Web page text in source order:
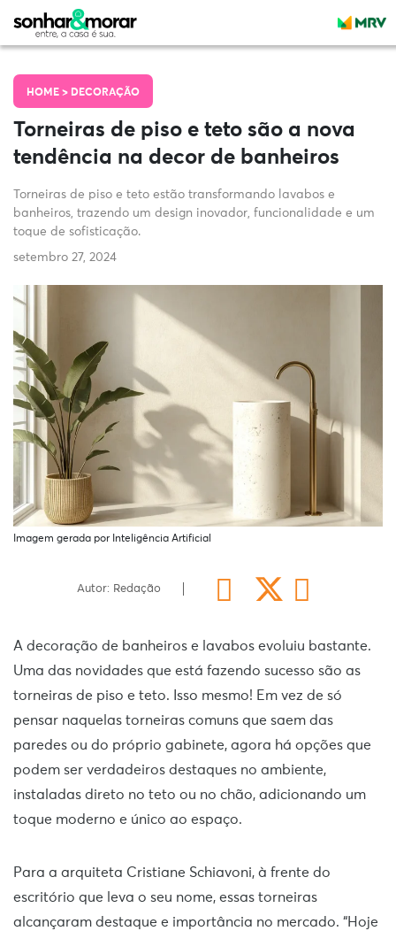
HOME > DECORAÇÃO
Torneiras de piso e teto são a nova
tendência na decor de banheiros
Torneiras de piso e teto estão transformando lavabos e
banheiros, trazendo um design inovador, funcionalidade e um
toque de sofisticação.
setembro 27, 2024
Imagem gerada por Inteligência Artificial
Autor: Redação
A decoração de banheiros e lavabos evoluiu bastante.
Uma das novidades que está fazendo sucesso são as
torneiras de piso e teto. Isso mesmo! Em vez de só
pensar naquelas torneiras comuns que saem das
paredes ou do próprio gabinete, agora há opções que
podem ser verdadeiros destaques no ambiente,
instaladas direto no teto ou no chão, adicionando um
toque moderno e único ao espaço.
Para a arquiteta Cristiane Schiavoni, à frente do
escritório que leva o seu nome, essas torneiras
alcançaram destaque e importância no mercado. “Hoje